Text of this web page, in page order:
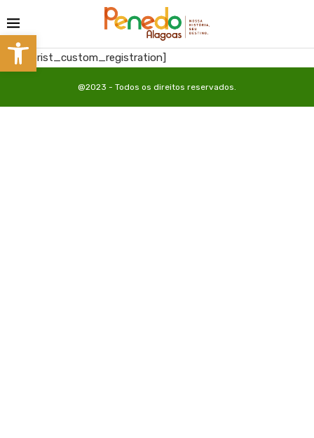
[directorist_custom_registration]
@2023 - Todos os direitos reservados.
Barra de Ferramentas Aberta